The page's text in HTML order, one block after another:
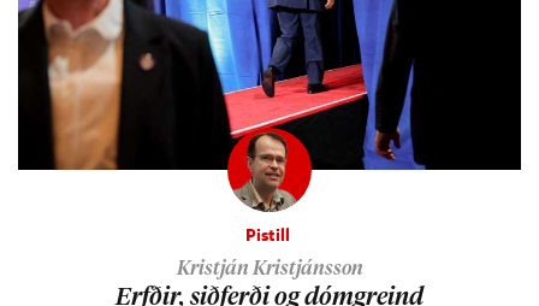
Pistill
Kristján Kristjánsson
Erfð­ir, sið­ferði og dómgreind